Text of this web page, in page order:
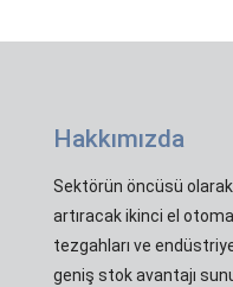
Hakkımızda
Sektörün öncüsü
artıracak ikinci el
tezgahları ve
geniş stok avantajı